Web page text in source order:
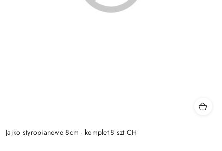
Jajko styropianowe 8cm - komplet 8 szt CH